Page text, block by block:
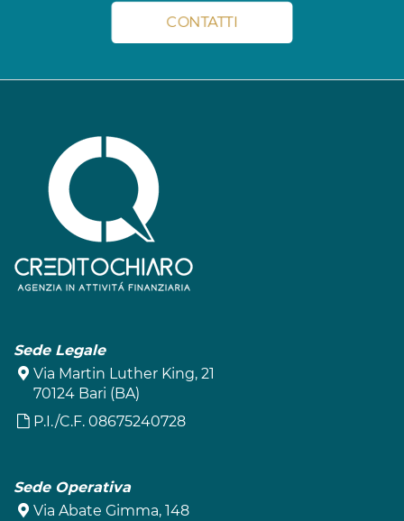
CONTATTI
Sede Legale
Via Martin Luther King, 21
70124 Bari (BA)
P.I./C.F. 08675240728
Sede Operativa
Via Abate Gimma, 148